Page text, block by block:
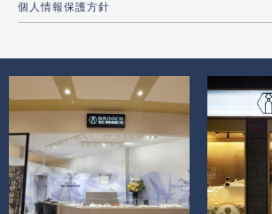
個人情報保護方針